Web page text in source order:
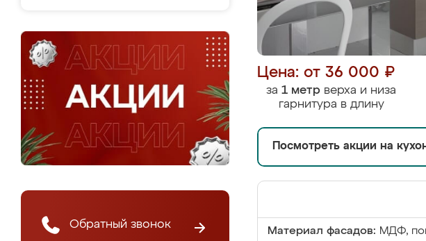
Обратный звонок
Цена: от 36 000 ₽
за 1 метр верха и низа
гарнитура в длину
Посмотреть акции на
Материал фасадов: МДФ,